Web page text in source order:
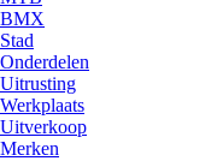
BMX
Stad
Onderdelen
Uitrusting
Werkplaats
Uitverkoop
Merken